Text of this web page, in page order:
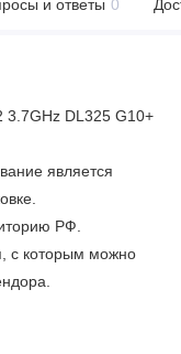
и ответы 0
3.7GHz DL325 G10+
является
РФ.
с которым можно